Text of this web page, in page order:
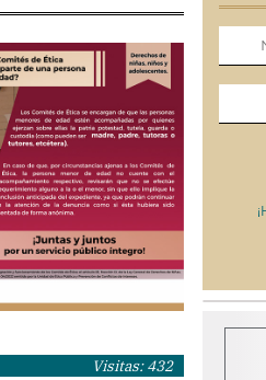
Visitas: 432